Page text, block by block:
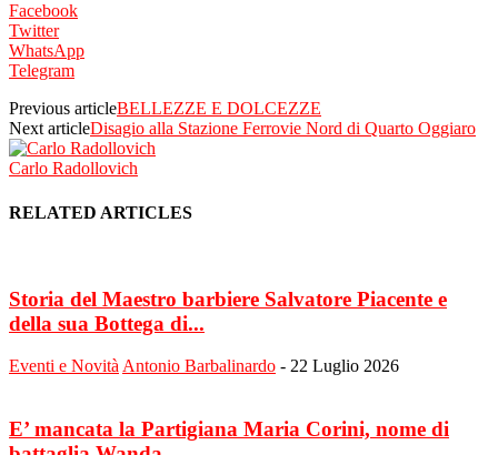
Facebook
Twitter
WhatsApp
Telegram
Previous articleBELLEZZE E DOLCEZZE
Next articleDisagio alla Stazione Ferrovie Nord di Quarto Oggiaro
Carlo Radollovich
RELATED ARTICLES
Storia del Maestro barbiere Salvatore Piacente e
della sua Bottega di...
Eventi e Novità Antonio Barbalinardo - 22 Luglio 2026
E’ mancata la Partigiana Maria Corini, nome di